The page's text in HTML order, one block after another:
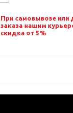
При самовывозе или
заказа нашим
скидка от 5%